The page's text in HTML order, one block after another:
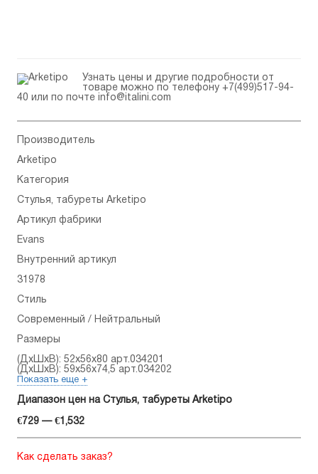
Узнать цены и другие подробности от
товаре можно по телефону +7(499)517-94-
40 или по почте info@italini.com
Производитель
Arketipo
Категория
Стулья, табуреты Arketipo
Артикул фабрики
Evans
Внутренний артикул
31978
Стиль
Современный / Нейтральный
Размеры
(ДхШхВ): 52x56x80 арт.034201
(ДхШхВ): 59x56x74,5 арт.034202
Показать еще +
Диапазон цен на Стулья, табуреты Arketipo
€729 — €1,532
Как сделать заказ?